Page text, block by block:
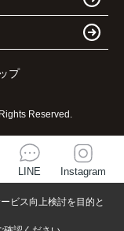
プ
Reserved.
LINE Instagram
ビス向上検討を目的と